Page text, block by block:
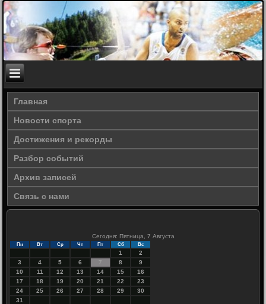
Главная
Новости спорта
Достижения и рекорды
Разбор событий
Архив записей
Связь с нами
Сегодня: Пятница, 7 Августа
Пн Вт Ср Чт Пт Сб Вс
1
2
3
4 5 6 7 8
9
10
11 12 13 14 15
16
17
18 19 20 21 22
23
24
25 26 27 28 29
30
31